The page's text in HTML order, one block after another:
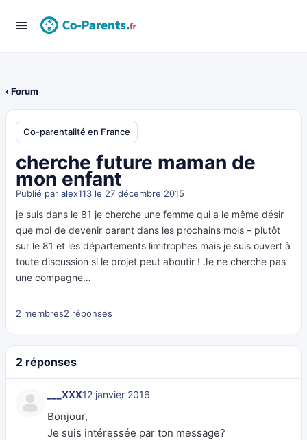
‹ Forum
Co-parentalité en France
cherche future maman de
mon enfant
Publié par alex113 le 27 décembre 2015
je suis dans le 81 je cherche une femme qui a le même désir
que moi de devenir parent dans les prochains mois – plutôt
sur le 81 et les départements limitrophes mais je suis ouvert à
toute discussion si le projet peut aboutir ! Je ne cherche pas
une compagne…
2 membres2 réponses
2 réponses
___XXX12 janvier 2016
Bonjour,
Je suis intéressée par ton message?